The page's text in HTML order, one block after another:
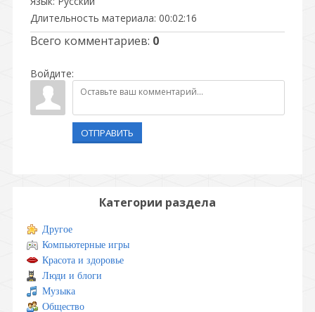
Длительность материала: 00:02:16
Всего комментариев: 0
Войдите:
ОТПРАВИТЬ
Категории раздела
Другое
Компьютерные игры
Красота и здоровье
Люди и блоги
Музыка
Общество